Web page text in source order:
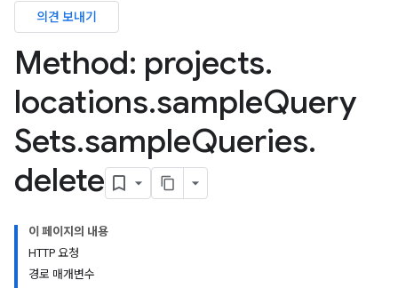
의견 보내기
Method: projects.
locations.sampleQuery
Sets.sampleQueries.
delete
이 페이지의 내용
HTTP 요청
경로 매개변수